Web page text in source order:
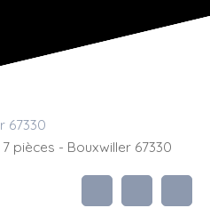
67330
pièces - Bouxwiller 67330